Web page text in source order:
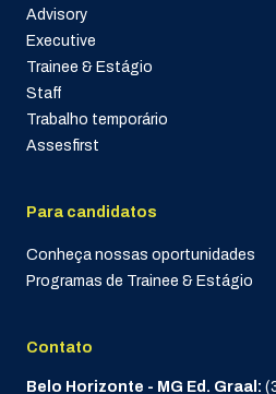
Advisory
Executive
Trainee & Estágio
Staff
Trabalho temporário
Assesfirst
Para candidatos
Conheça nossas oportunidades
Programas de Trainee & Estágio
Contato
Belo Horizonte - MG Ed. Graal: